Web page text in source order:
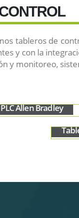
tableros de
y con la
y monitoreo,
Allen Bradley